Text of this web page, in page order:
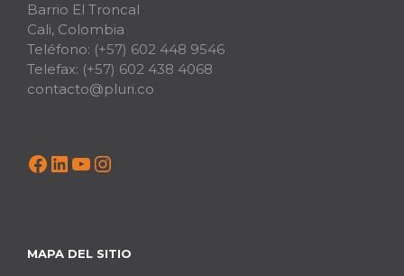
Barrio El Troncal
Cali, Colombia
Teléfono: (+57) 602 448 9546
Telefax: (+57) 602 438 4068
contacto@pluri.co
Facebook LinkedIn YouTube Instagram
MAPA DEL SITIO